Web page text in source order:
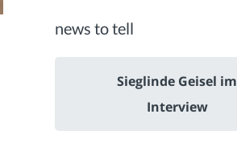
news to tell
Sieglinde Geisel im
Interview